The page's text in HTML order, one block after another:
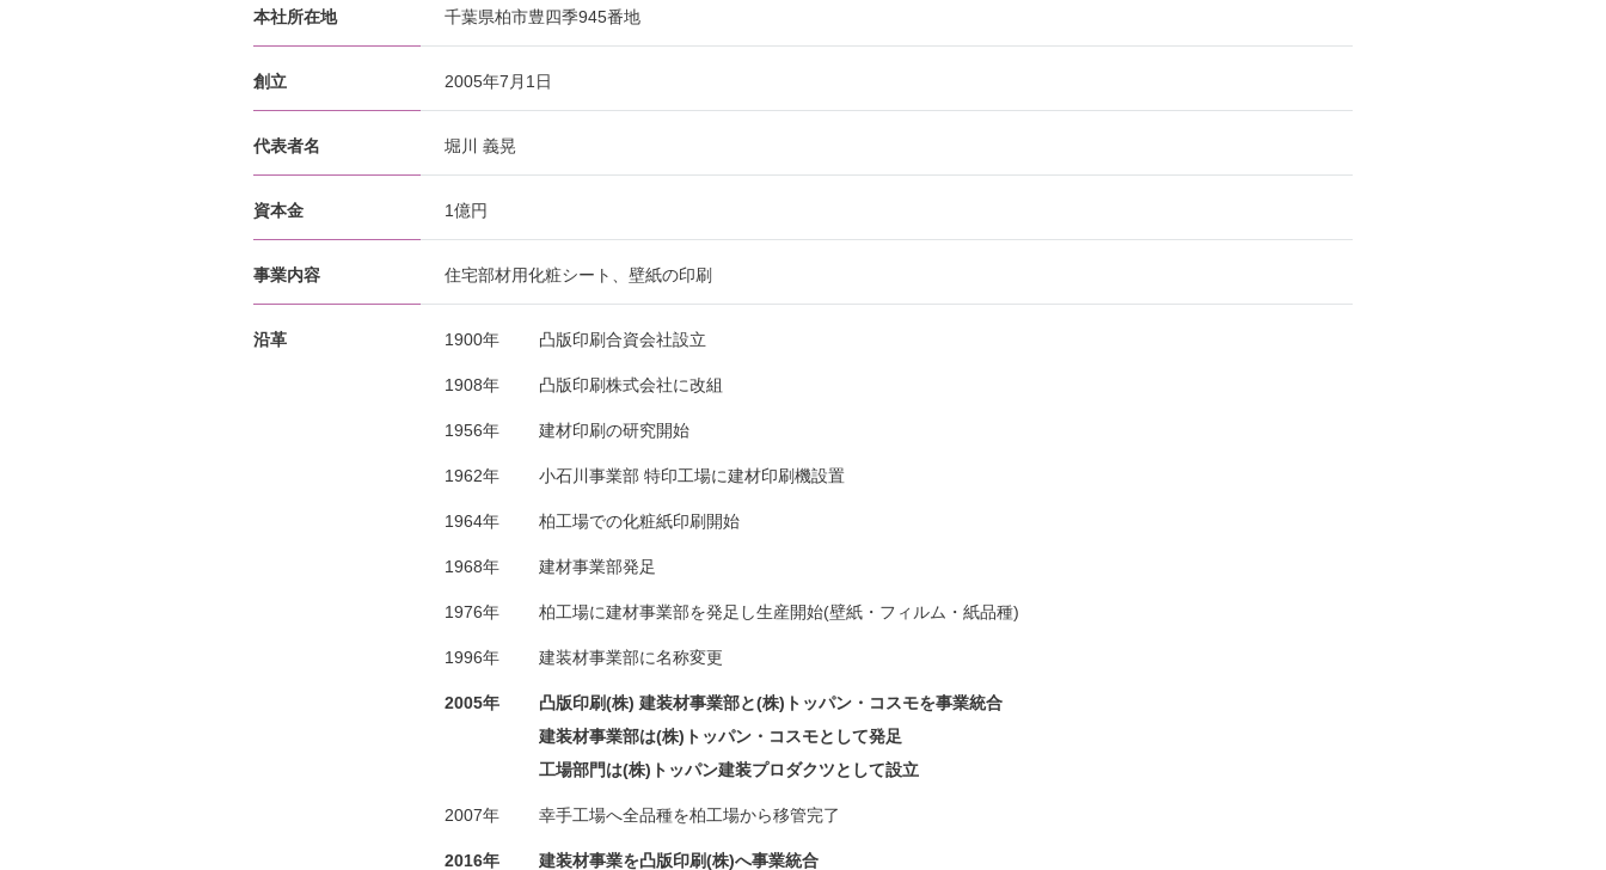
本社所在地 千葉県柏市豊四季945番地
創立 2005年7月1日
代表者名 堀川 義晃
資本金 1億円
事業内容 住宅部材用化粧シート、壁紙の印刷
沿革 1900年 凸版印刷合資会社設立
1908年 凸版印刷株式会社に改組
1956年 建材印刷の研究開始
1962年 小石川事業部 特印工場に建材印刷機設置
1964年 柏工場での化粧紙印刷開始
1968年 建材事業部発足
1976年 柏工場に建材事業部を発足し生産開始(壁紙・フィルム・紙品種)
1996年 建装材事業部に名称変更
2005年
凸版印刷(株) 建装材事業部と(株)トッパン・コスモを事業統合
建装材事業部は(株)トッパン・コスモとして発足
工場部門は(株)トッパン建装プロダクツとして設立
2007年 幸手工場へ全品種を柏工場から移管完了
2016年 建装材事業を凸版印刷(株)へ事業統合